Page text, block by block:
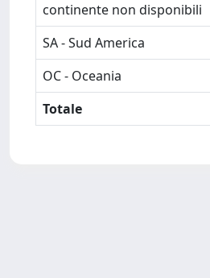
continente non disponibili
SA - Sud America
OC - Oceania
Totale